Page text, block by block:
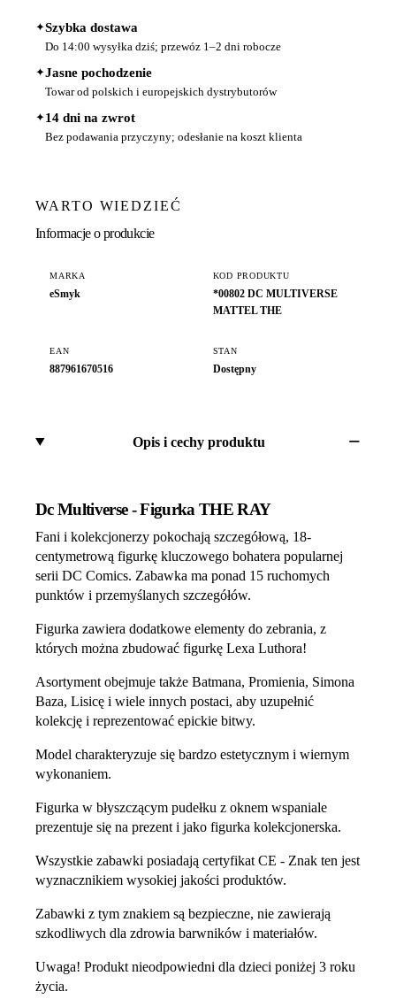
✦Szybka dostawa
Do 14:00 wysyłka dziś; przewóz 1–2 dni robocze
✦Jasne pochodzenie
Towar od polskich i europejskich dystrybutorów
✦14 dni na zwrot
Bez podawania przyczyny; odesłanie na koszt klienta
WARTO WIEDZIEĆ
Informacje o produkcie
MARKA
eSmyk
KOD PRODUKTU
*00802 DC MULTIVERSE
MATTEL THE
EAN
887961670516
STAN
Dostępny
Opis i cechy produktu
Dc Multiverse - Figurka THE RAY
Fani i kolekcjonerzy pokochają szczegółową, 18-
centymetrową figurkę kluczowego bohatera popularnej
serii DC Comics. Zabawka ma ponad 15 ruchomych
punktów i przemyślanych szczegółów.
Figurka zawiera dodatkowe elementy do zebrania, z
których można zbudować figurkę Lexa Luthora!
Asortyment obejmuje także Batmana, Promienia, Simona
Baza, Lisicę i wiele innych postaci, aby uzupełnić
kolekcję i reprezentować epickie bitwy.
Model charakteryzuje się bardzo estetycznym i wiernym
wykonaniem.
Figurka w błyszczącym pudełku z oknem wspaniale
prezentuje się na prezent i jako figurka kolekcjonerska.
Wszystkie zabawki posiadają certyfikat CE - Znak ten jest
wyznacznikiem wysokiej jakości produktów.
Zabawki z tym znakiem są bezpieczne, nie zawierają
szkodliwych dla zdrowia barwników i materiałów.
Uwaga! Produkt nieodpowiedni dla dzieci poniżej 3 roku
życia.